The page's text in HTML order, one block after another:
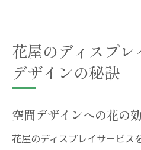
花屋のディスプ
デザインの秘訣
空間デザインへの花の
花屋のディスプレイサービス